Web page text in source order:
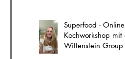
Superfood - Online
Kochworkshop mit
Wittenstein Group